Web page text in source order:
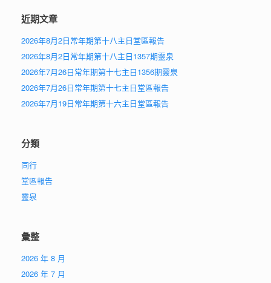
近期文章
2026年8月2日常年期第十八主日堂區報告
2026年8月2日常年期第十八主日1357期靈泉
2026年7月26日常年期第十七主日1356期靈泉
2026年7月26日常年期第十七主日堂區報告
2026年7月19日常年期第十六主日堂區報告
分類
同行
堂區報告
靈泉
彙整
2026 年 8 月
2026 年 7 月